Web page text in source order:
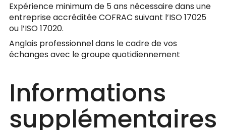
Expérience minimum de 5 ans nécessaire dans une
entreprise accréditée COFRAC suivant l’ISO 17025
ou l’ISO 17020.
Anglais professionnel dans le cadre de vos
échanges avec le groupe quotidiennement
Informations
supplémentaires